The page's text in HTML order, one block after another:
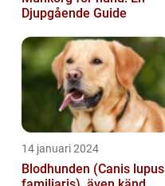
Djupgående Guide
14 januari 2024
Blodhunden (Canis lupus